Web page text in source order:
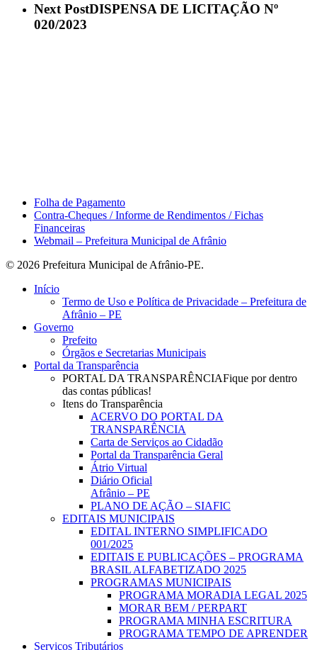
Next PostDISPENSA DE LICITAÇÃO Nº
020/2023
Folha de Pagamento
Contra-Cheques / Informe de Rendimentos / Fichas
Financeiras
Webmail – Prefeitura Municipal de Afrânio
© 2026 Prefeitura Municipal de Afrânio-PE.
Close
Início
Termo de Uso e Política de Privacidade – Prefeitura de
Afrânio – PE
Governo
Prefeito
Órgãos e Secretarias Municipais
Portal da Transparência
PORTAL DA TRANSPARÊNCIAFique por dentro
das contas públicas!
Itens do Transparência
ACERVO DO PORTAL DA
TRANSPARÊNCIA
Carta de Serviços ao Cidadão
Portal da Transparência Geral
Átrio Virtual
Diário Oficial
Afrânio – PE
PLANO DE AÇÃO – SIAFIC
EDITAIS MUNICIPAIS
EDITAL INTERNO SIMPLIFICADO
001/2025
EDITAIS E PUBLICAÇÕES – PROGRAMA
BRASIL ALFABETIZADO 2025
PROGRAMAS MUNICIPAIS
PROGRAMA MORADIA LEGAL 2025
MORAR BEM / PERPART
PROGRAMA MINHA ESCRITURA
PROGRAMA TEMPO DE APRENDER
Serviços Tributários